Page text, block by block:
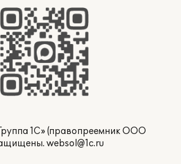
1С» (правопреемник ООО
websol@1c.ru